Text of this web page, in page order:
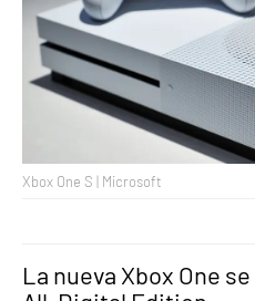
Xbox One S | Microsoft
La nueva Xbox One